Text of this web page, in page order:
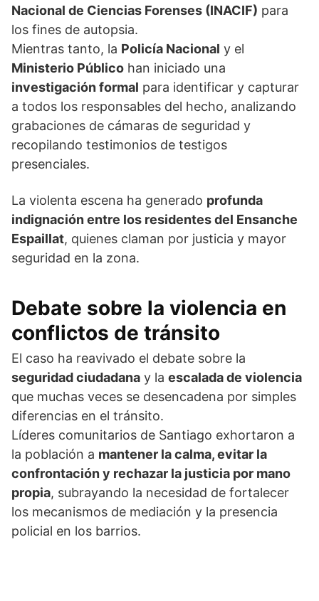
Nacional de Ciencias Forenses (INACIF) para
los fines de autopsia.
Mientras tanto, la Policía Nacional y el
Ministerio Público han iniciado una
investigación formal para identificar y capturar
a todos los responsables del hecho, analizando
grabaciones de cámaras de seguridad y
recopilando testimonios de testigos
presenciales.
La violenta escena ha generado profunda
indignación entre los residentes del Ensanche
Espaillat, quienes claman por justicia y mayor
seguridad en la zona.
Debate sobre la violencia en
conflictos de tránsito
El caso ha reavivado el debate sobre la
seguridad ciudadana y la escalada de violencia
que muchas veces se desencadena por simples
diferencias en el tránsito.
Líderes comunitarios de Santiago exhortaron a
la población a mantener la calma, evitar la
confrontación y rechazar la justicia por mano
propia, subrayando la necesidad de fortalecer
los mecanismos de mediación y la presencia
policial en los barrios.